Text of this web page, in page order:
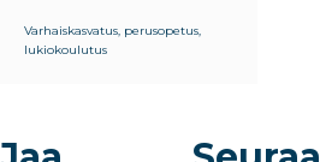
Varhaiskasvatus, perusopetus,
lukiokoulutus